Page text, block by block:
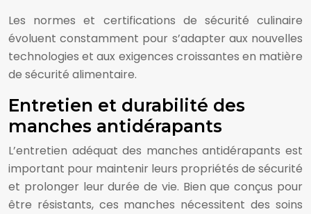
Les normes et certifications de sécurité culinaire
évoluent constamment pour s’adapter aux nouvelles
technologies et aux exigences croissantes en matière
de sécurité alimentaire.
Entretien et durabilité des
manches antidérapants
L’entretien adéquat des manches antidérapants est
important pour maintenir leurs propriétés de sécurité
et prolonger leur durée de vie. Bien que conçus pour
être résistants, ces manches nécessitent des soins